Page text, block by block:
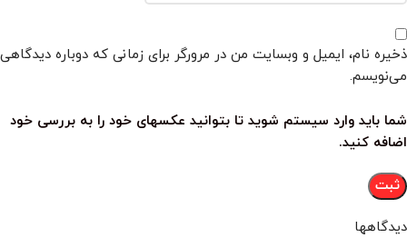
دیدگاهها
ذخیره نام، ایمیل و وبسایت من در مرورگر برای زمانی که دوباره دیدگاهی
می‌نویسم.
شما باید وارد سیستم شوید تا بتوانید عکسهای خود را به بررسی خود
اضافه کنید.